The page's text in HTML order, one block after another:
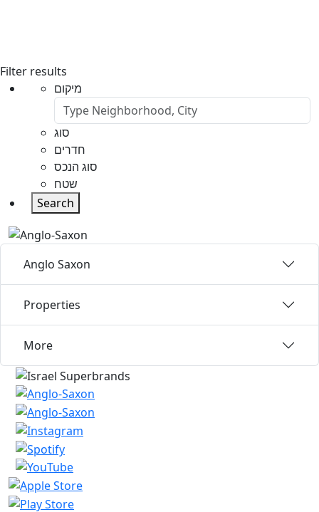
Filter results
מיקום
סוג
חדרים
סוג הנכס
שטח
Search
Anglo Saxon
Properties
More